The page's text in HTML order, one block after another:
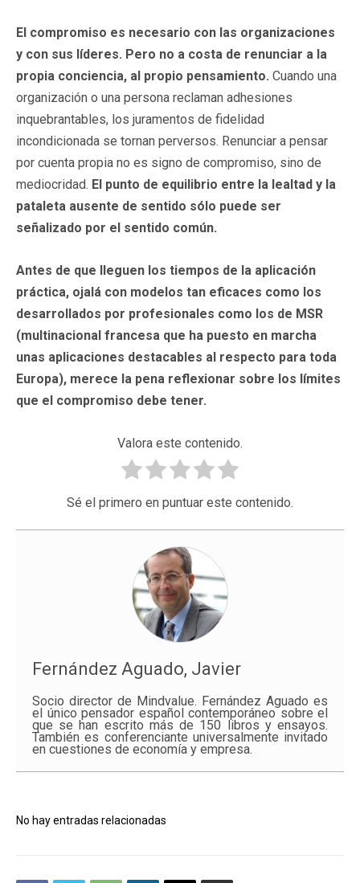
El compromiso es necesario con las organizaciones
y con sus líderes. Pero no a costa de renunciar a la
propia conciencia, al propio pensamiento. Cuando una
organización o una persona reclaman adhesiones
inquebrantables, los juramentos de fidelidad
incondicionada se tornan perversos. Renunciar a pensar
por cuenta propia no es signo de compromiso, sino de
mediocridad. El punto de equilibrio entre la lealtad y la
pataleta ausente de sentido sólo puede ser
señalizado por el sentido común.
Antes de que lleguen los tiempos de la aplicación
práctica, ojalá con modelos tan eficaces como los
desarrollados por profesionales como los de MSR
(multinacional francesa que ha puesto en marcha
unas aplicaciones destacables al respecto para toda
Europa), merece la pena reflexionar sobre los límites
que el compromiso debe tener.
Valora este contenido.
Sé el primero en puntuar este contenido.
Fernández Aguado, Javier
Socio director de Mindvalue. Fernández Aguado es
el único pensador español contemporáneo sobre el
que se han escrito más de 150 libros y ensayos.
También es conferenciante universalmente invitado
en cuestiones de economía y empresa.
No hay entradas relacionadas